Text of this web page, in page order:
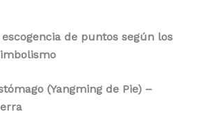
de puntos según los
(Yangming de Pie) –